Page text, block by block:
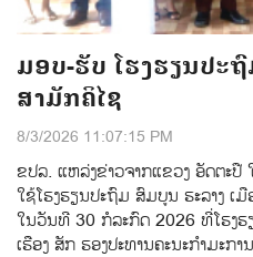
ມອບ-ຮັບ ໂຮງຮຽນປະ
ສາມັກຄິໄຊ
8/3/2026 11:07:15 PM
ຂປລ. ແຫລ່ງຂ່າວຈາກແຂວງ ອັດຕະປື
ໃຊ້ໂຮງຮຽນປະຖົມ ສົມບູນ ຮະລາງ ເ
ໃນວັນທີ 30 ກໍລະກົດ 2026 ທີ່ໂຮງຮ
ເຮືອງ ສັກ ຮອງປະທານຄະນະກຳມະກ